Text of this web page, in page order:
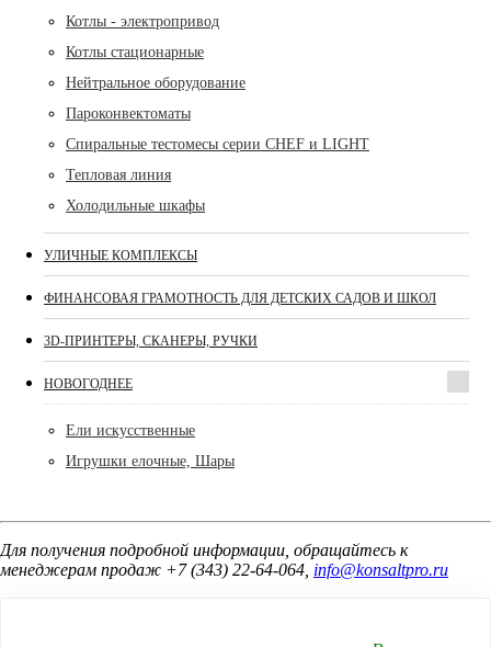
Котлы - электропривод
Котлы стационарные
Нейтральное оборудование
Пароконвектоматы
Спиральные тестомесы серии CHEF и LIGHT
Тепловая линия
Холодильные шкафы
УЛИЧНЫЕ КОМПЛЕКСЫ
ФИНАНСОВАЯ ГРАМОТНОСТЬ ДЛЯ ДЕТСКИХ САДОВ И ШКОЛ
3D-ПРИНТЕРЫ, СКАНЕРЫ, РУЧКИ
НОВОГОДНЕЕ
Ели искусственные
Игрушки елочные, Шары
Для получения подробной информации, обращайтесь к
менеджерам продаж +7 (343) 22-64-064, info@konsaltpro.ru